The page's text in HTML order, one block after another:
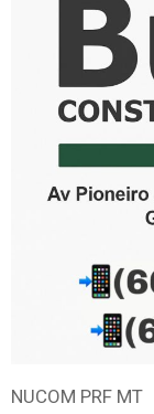
NUCOM PRF MT